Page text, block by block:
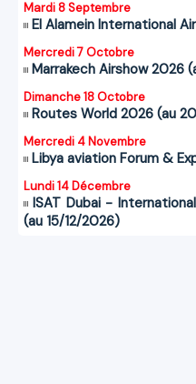
Mardi 8 Septembre
El Alamein International
Mercredi 7 Octobre
Marrakech Airshow 2026
Dimanche 18 Octobre
Routes World 2026 (au
Mercredi 4 Novembre
Libya aviation Forum &
Lundi 14 Décembre
ISAT Dubai -
(au 15/12/2026)